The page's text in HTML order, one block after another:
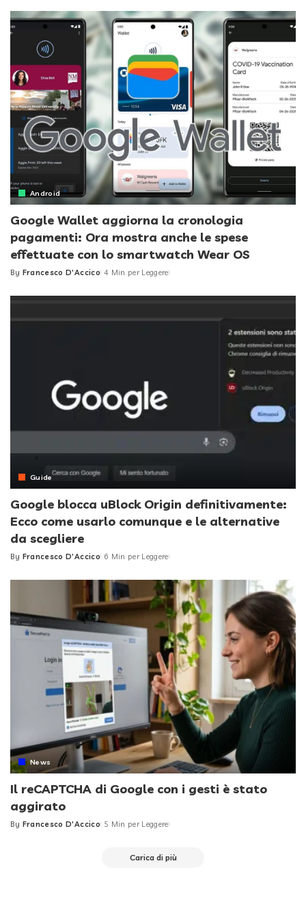
Android
Google Wallet aggiorna la cronologia
pagamenti: Ora mostra anche le spese
effettuate con lo smartwatch Wear OS
Posted
By Francesco D'Accico 4 Min per Leggere
Guide
Google blocca uBlock Origin definitivamente:
Ecco come usarlo comunque e le alternative
da scegliere
Posted
By Francesco D'Accico 6 Min per Leggere
News
Il reCAPTCHA di Google con i gesti è stato
aggirato
Posted
By Francesco D'Accico 5 Min per Leggere
Carica di più